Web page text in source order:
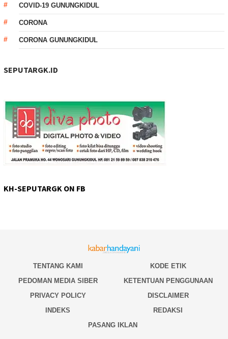
COVID-19 GUNUNGKIDUL
CORONA
CORONA GUNUNGKIDUL
SEPUTARGK.ID
KH-SEPUTARGK ON FB
TENTANG KAMI
KODE ETIK
PEDOMAN MEDIA SIBER
KETENTUAN PENGGUNAAN
PRIVACY POLICY
DISCLAIMER
INDEKS
REDAKSI
PASANG IKLAN